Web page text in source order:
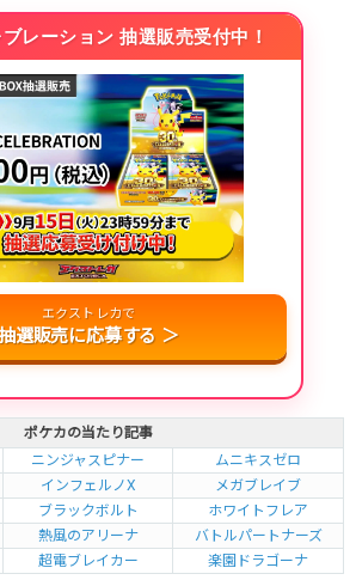
購入は最大90%OFF
登録で6種類アド確解禁
コードコピー
↑招待コードで最大2,000ptゲット
おりパンダ公式はこちら ＞
・ペイディ対応！
登録で6種類アド確解禁
小口で当たりやすい穴場オリパ
オリパスタジアム公式はこちら ＞
登録で無料100連できる！
購入は500coinが50円
TVCM記念！激熱イベント開催中
オリくじ公式はこちら ＞
レーション 抽選販売受付中！
エクストレカで
選販売に応募する ＞
ポケカの当たり記事
ニンジャスピナー
ムニキスゼロ
インフェルノX
メガブレイブ
ブラックボルト
ホワイトフレア
熱風のアリーナ
バトルパートナーズ
超電ブレイカー 楽園ドラゴーナ